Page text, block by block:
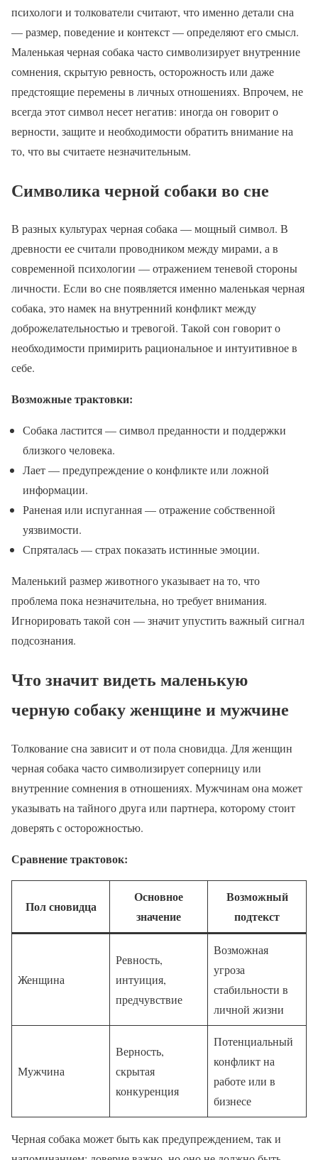
психологи и толкователи считают, что именно детали сна
— размер, поведение и контекст — определяют его смысл.
Маленькая черная собака часто символизирует внутренние
сомнения, скрытую ревность, осторожность или даже
предстоящие перемены в личных отношениях. Впрочем, не
всегда этот символ несет негатив: иногда он говорит о
верности, защите и необходимости обратить внимание на
то, что вы считаете незначительным.
Символика черной собаки во сне
В разных культурах черная собака — мощный символ. В
древности ее считали проводником между мирами, а в
современной психологии — отражением теневой стороны
личности. Если во сне появляется именно маленькая черная
собака, это намек на внутренний конфликт между
доброжелательностью и тревогой. Такой сон говорит о
необходимости примирить рациональное и интуитивное в
себе.
Возможные трактовки:
Собака ластится — символ преданности и поддержки
близкого человека.
Лает — предупреждение о конфликте или ложной
информации.
Раненая или испуганная — отражение собственной
уязвимости.
Спряталась — страх показать истинные эмоции.
Маленький размер животного указывает на то, что
проблема пока незначительна, но требует внимания.
Игнорировать такой сон — значит упустить важный сигнал
подсознания.
Что значит видеть маленькую
черную собаку женщине и мужчине
Толкование сна зависит и от пола сновидца. Для женщин
черная собака часто символизирует соперницу или
внутренние сомнения в отношениях. Мужчинам она может
указывать на тайного друга или партнера, которому стоит
доверять с осторожностью.
Сравнение трактовок:
Пол сновидца
Основное
значение
Возможный
подтекст
Женщина
Ревность,
интуиция,
предчувствие
Возможная
угроза
стабильности в
личной жизни
Мужчина
Верность,
скрытая
конкуренция
Потенциальный
конфликт на
работе или в
бизнесе
Черная собака может быть как предупреждением, так и